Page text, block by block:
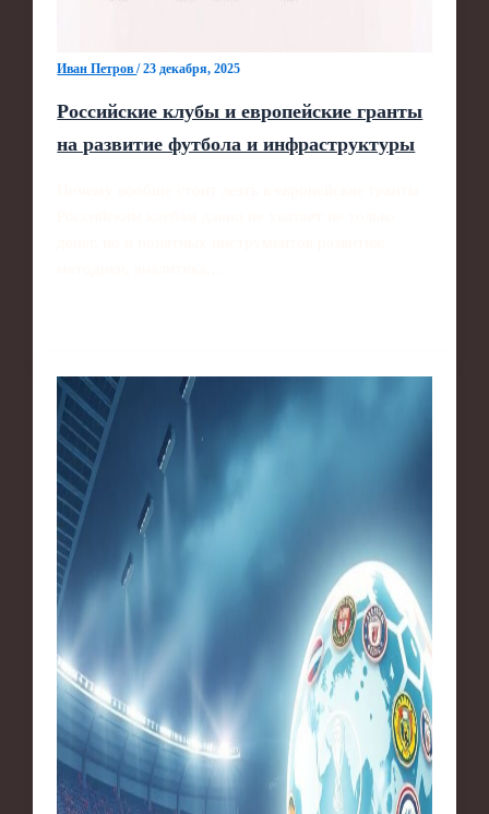
Иван Петров/23 декабря, 2025
Российские клубы и европейские гранты
на развитие футбола и инфраструктуры